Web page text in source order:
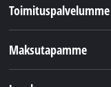
Toimituspalvelumme
Maksutapamme